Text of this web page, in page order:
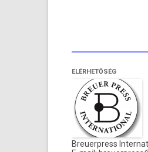
ELÉRHETŐSÉG
Breuerpress